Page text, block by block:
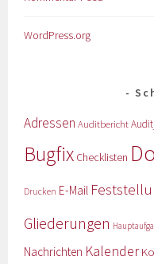
WordPress.org
Adressen Auditbericht
Bugfix Checklisten
Drucken E-Mail
Gliederungen
Nachrichten Kalender